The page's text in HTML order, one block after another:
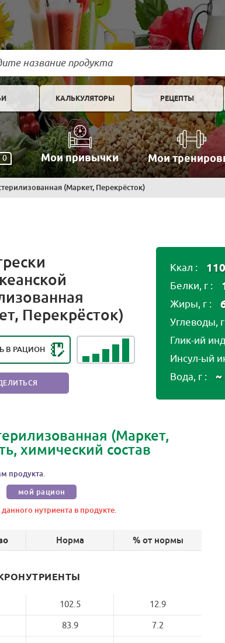
КАЛЬКУЛЯТОРЫ РЕЦЕПТЫ
0 Мои привычки Мои
(Маркет, Перекрёсток)
Перекрёсток)
В РАЦИОН
ПОЛЕЗНОСТИ ПРОДУКТА:
ПОЛЕЗНЫЙ ПРОДУКТ
Ккал : 110
Белки, г :
Жиры, г :
Углеводы,
Глик-ий
Инсул-ый
Вода, г : ~
(Маркет,
химический состав
продукта.
мой рацион
нутриента в продукте.
Норма % от нормы
102.5
12.9
83.9
7.2